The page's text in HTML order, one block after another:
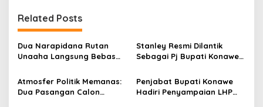
a
s
i
o
Related Posts
Dua Narapidana Rutan
Unaaha Langsung Bebas
ke-79
Stanley Resmi Dilantik
Sebagai Pj Bupati Konawe,
Program dan Pilkada
Serentak
Atmosfer Politik Memanas:
Dua Pasangan Calon
Penjabat Bupati Konawe
Hadiri Penyampaian LHP